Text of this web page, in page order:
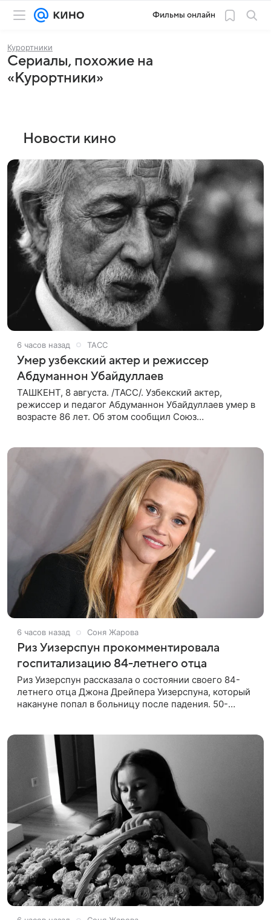
Фильмы онлайн
Курортники
Сериалы, похожие на
«Курортники»
Новости кино
6 часов назад ТАСС
Умер узбекский актер и режиссер
Абдуманнон Убайдуллаев
ТАШКЕНТ, 8 августа. /ТАСС/. Узбекский актер,
режиссер и педагог Абдуманнон Убайдуллаев умер в
возрасте 86 лет. Об этом сообщил Союз
6 часов назад Соня Жарова
Риз Уизерспун прокомментировала
госпитализацию 84-летнего отца
Риз Уизерспун рассказала о состоянии своего 84-
летнего отца Джона Дрейпера Уизерспуна, который
накануне попал в больницу после падения. 50-